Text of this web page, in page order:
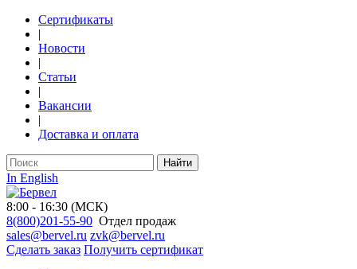
Сертификаты
|
Новости
|
Статьи
|
Вакансии
|
Доставка и оплата
Найти
In English
8:00 - 16:30 (МСК)
8(800)201-55-90 Отдел продаж
sales@bervel.ru zvk@bervel.ru
Сделать заказ Получить сертификат